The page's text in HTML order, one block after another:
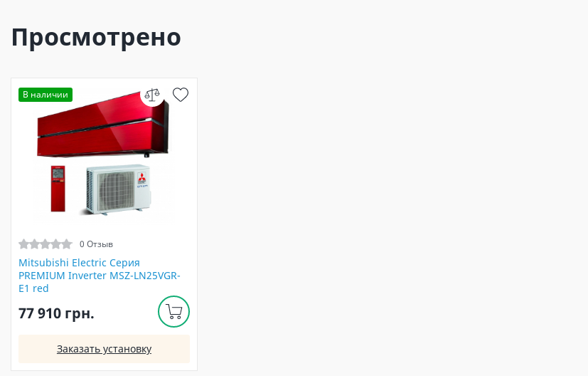
Просмотрено
В наличии
0 Отзыв
Mitsubishi Electric Серия
PREMIUM Inverter MSZ-LN25VGR-
E1 red
77 910 грн.
Заказать установку